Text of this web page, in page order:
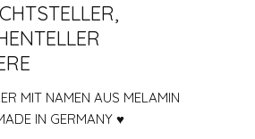
MIT NAMEN AUS MELAMIN
IN GERMANY ♥